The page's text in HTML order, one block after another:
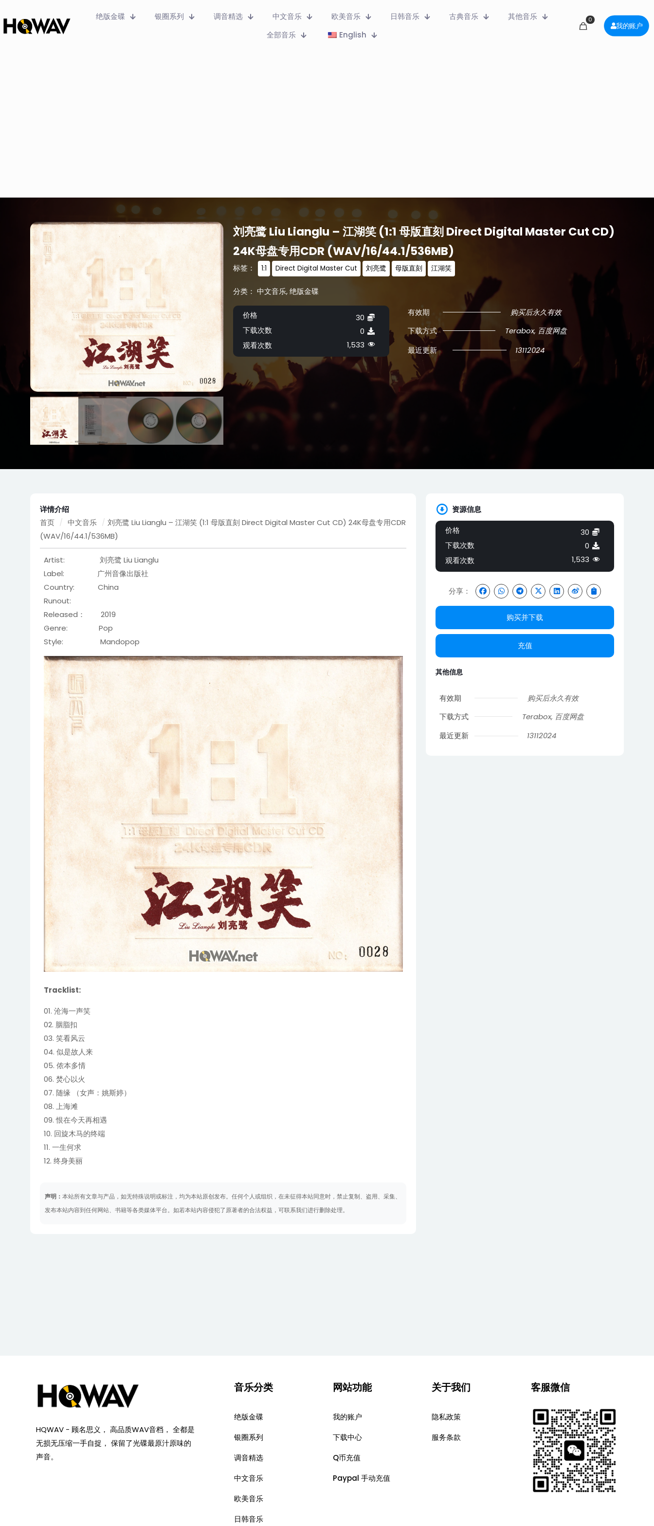
绝版金碟 银圈系列 调音精选 中文音乐 欧美音乐 日韩音乐 古典音乐
其他音乐
全部音乐
English
0
我的账户
刘亮鹭 Liu Lianglu – 江湖笑 (1:1 母版直刻 Direct Digital Master Cut CD)
24K母盘专用CDR (WAV/16/44.1/536MB)
标签： 1:1 Direct Digital Master Cut 刘亮鹭 母版直刻 江湖笑
分类： 中文音乐,绝版金碟
价格
下载次数
观看次数
30
0
1,533
有效期
购买后永久有效
下载方式
Terabox, 百度网盘
最近更新
13112024
详情介绍
首页 / 中文音乐 / 刘亮鹭 Liu Lianglu – 江湖笑 (1:1 母版直刻 Direct Digital Master Cut CD) 24K母盘专用CDR
(WAV/16/44.1/536MB)
Artist: 刘亮鹭 Liu Lianglu
Label: 广州音像出版社
Country: China
Runout:
Released： 2019
Genre: Pop
Style: Mandopop
Tracklist:
01. 沧海一声笑
02. 胭脂扣
03. 笑看风云
04. 似是故人来
05. 侬本多情
06. 焚心以火
07. 随缘 （女声：姚斯婷）
08. 上海滩
09. 恨在今天再相遇
10. 回旋木马的终端
11. 一生何求
12. 终身美丽
声明：本站所有文章与产品，如无特殊说明或标注，均为本站原创发布。任何个人或组织，在未征得本站同意时，禁止复制、盗用、采集、
发布本站内容到任何网站、书籍等各类媒体平台。如若本站内容侵犯了原著者的合法权益，可联系我们进行删除处理。
资源信息
价格
下载次数
观看次数
30
0
1,533
分享：
购买并下载
充值
其他信息
有效期
购买后永久有效
下载方式
Terabox, 百度网盘
最近更新
13112024
HQWAV - 顾名思义， 高品质WAV音档， 全都是
无损无压缩一手自捉， 保留了光碟最原汁原味的
声音。
音乐分类
绝版金碟
银圈系列
调音精选
中文音乐
欧美音乐
日韩音乐
网站功能
我的账户
下载中心
Q币充值
Paypal 手动充值
关于我们
隐私政策
服务条款
客服微信